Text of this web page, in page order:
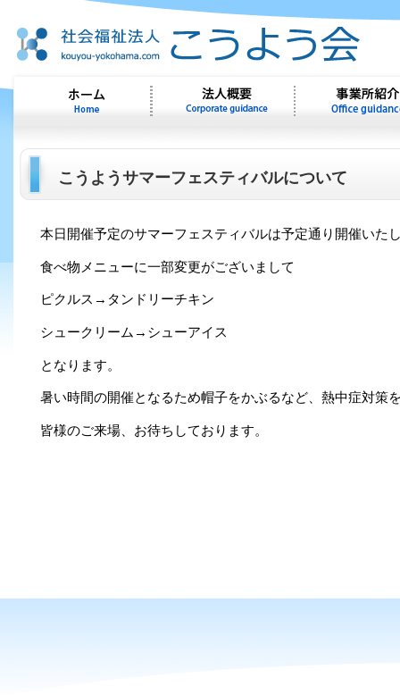
こうようサマーフェスティバルについて
本日開催予定のサマーフェスティバルは予定通り開催いた
食べ物メニューに一部変更がございまして
ピクルス→タンドリーチキン
シュークリーム→シューアイス
となります。
暑い時間の開催となるため帽子をかぶるなど、熱中症対策
皆様のご来場、お待ちしております。